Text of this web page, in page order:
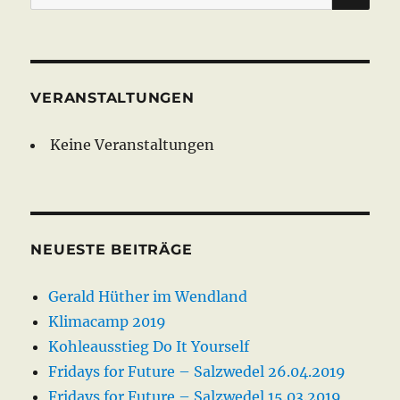
nach:
VERANSTALTUNGEN
Keine Veranstaltungen
NEUESTE BEITRÄGE
Gerald Hüther im Wendland
Klimacamp 2019
Kohleausstieg Do It Yourself
Fridays for Future – Salzwedel 26.04.2019